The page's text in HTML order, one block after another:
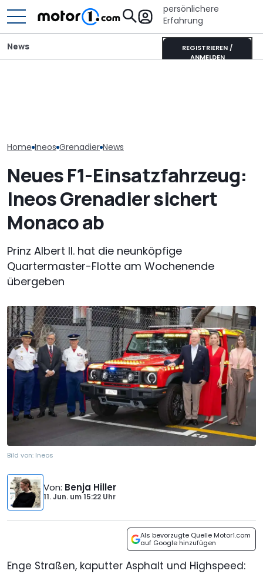
persönlichere
Erfahrung
REGISTRIEREN /
ANMELDEN
News
Home Ineos Grenadier News
Neues F1-Einsatzfahrzeug:
Ineos Grenadier sichert
Monaco ab
Prinz Albert II. hat die neunköpfige
Quartermaster-Flotte am Wochenende
übergeben
Bild von: Ineos
Von: Benja Hiller
11. Jun. um15:22 Uhr
Als bevorzugte Quelle Motor1.com
auf Google hinzufügen
Enge Straßen, kaputter Asphalt und Highspeed: